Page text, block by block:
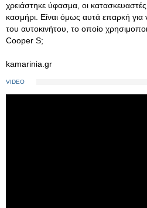
χρειάστηκε ύφασμα, οι
κασμήρι. Είναι όμως αυτά επαρκή για
του αυτοκινήτου, το οποίο
Cooper S;
kamarinia.gr
VIDEO